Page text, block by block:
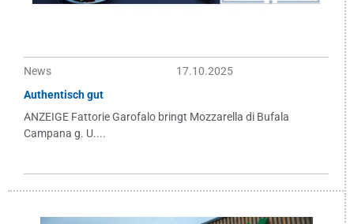
News
17.10.2025
Authentisch gut
ANZEIGE Fattorie Garofalo bringt Mozzarella di Bufala
Campana g. U....